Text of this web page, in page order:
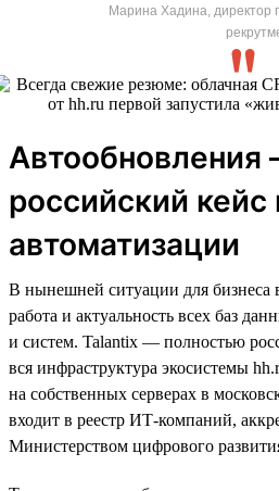
Марина Хадина, директор
российский кейс
автоматизации
В нынешней ситуации для бизнеса
работа и актуальность всех баз
и систем. Talantix — полностью
вся инфраструктура экосистемы
на собственных серверах в
входит в реестр ИТ-компаний,
Министерством цифрового